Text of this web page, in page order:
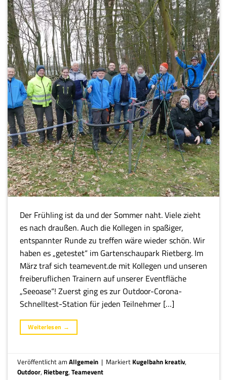
Der Frühling ist da und der Sommer naht. Viele zieht
es nach draußen. Auch die Kollegen in spaßiger,
entspannter Runde zu treffen wäre wieder schön. Wir
haben es „getestet“ im Gartenschaupark Rietberg. Im
März traf sich teamevent.de mit Kollegen und unseren
freiberuflichen Trainern auf unserer Eventfläche
„Seeoase“! Zuerst ging es zur Outdoor-Corona-
Schnelltest-Station für jeden Teilnehmer […]
Weiterlesen →
Veröffentlicht amAllgemein | Markiert Kugelbahn kreativ,
Outdoor, Rietberg,Teamevent